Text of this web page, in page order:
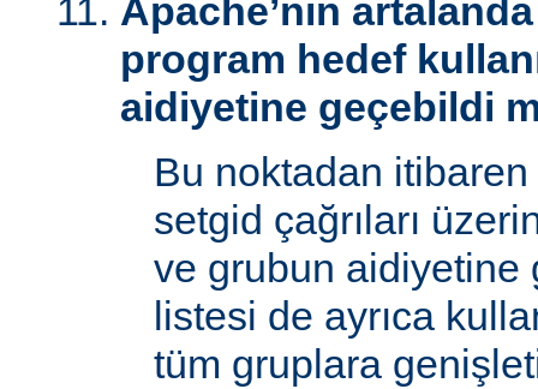
Apache’nin artalanda
program hedef
aidiyetine geçebildi
Bu noktadan
setgid çağrıları
ve grubun aidiyetine
listesi de ayrıca
tüm gruplara